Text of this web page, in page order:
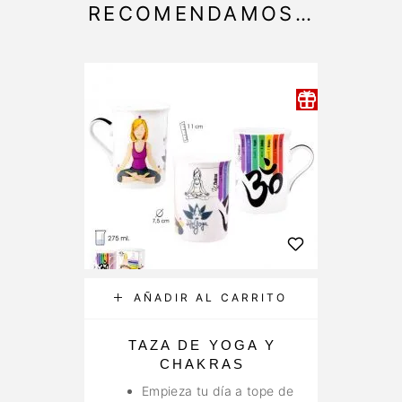
RECOMENDAMOS…
AÑADIR AL CARRITO
TAZA DE YOGA Y
CHAKRAS
Empieza tu día a tope de